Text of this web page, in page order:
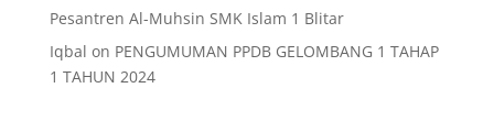
Pesantren Al-Muhsin SMK Islam 1 Blitar
Iqbal on PENGUMUMAN PPDB GELOMBANG 1 TAHAP
1 TAHUN 2024